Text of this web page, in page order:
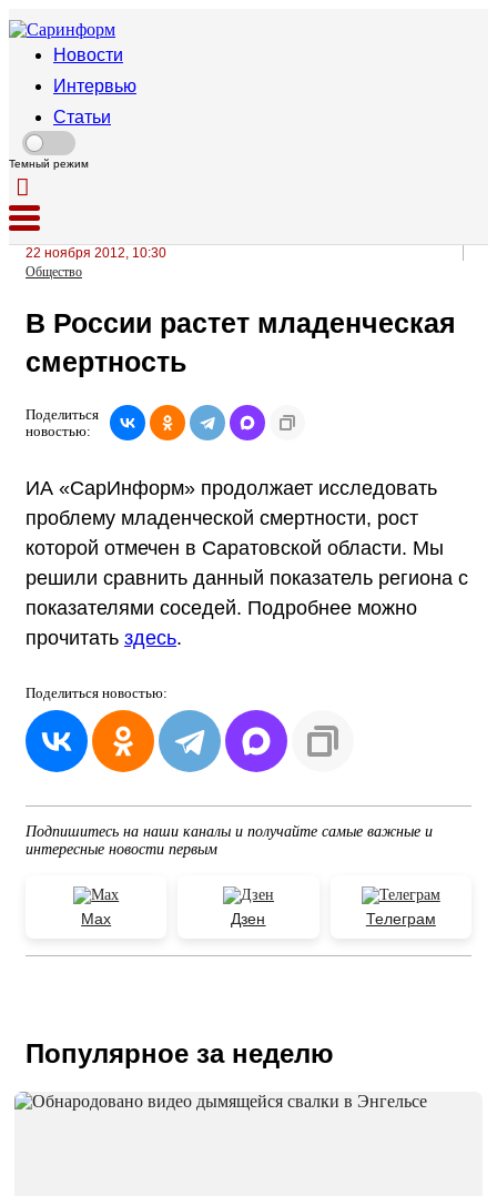
Новости
Интервью
Статьи
Темный режим
22 ноября 2012, 10:30
Общество
В России растет младенческая
смертность
Поделиться
новостью:
ИА «СарИнформ» продолжает исследовать
проблему младенческой смертности, рост
которой отмечен в Саратовской области. Мы
решили сравнить данный показатель региона с
показателями соседей. Подробнее можно
прочитать здесь.
Поделиться новостью:
Подпишитесь на наши каналы и получайте самые важные и
интересные новости первым
Max Дзен Телеграм
Популярное за неделю